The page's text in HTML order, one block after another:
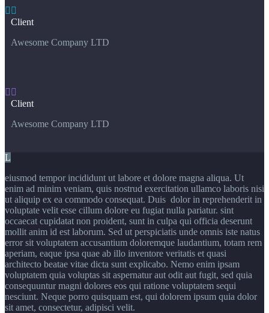
 
Client
Awesome Company LTD
 
Client
Awesome Company LTD
L
eiusmod tempor incididunt ut labore et dolore magna aliqua. Ut
enim ad minim veniam, quis nostrud exercitation ullamco laboris nisi
ut aliquip ex ea commodo consequat. Duis dolor in reprehenderit in
voluptate velit esse cillum dolore eu fugiat nulla pariatur. sint
occaecat cupidatat non proident, sunt in culpa qui officia deserunt
mollit anim id est laborum. Sed ut perspiciatis unde omnis iste natus
error sit voluptatem accusantium doloremque laudantium, totam rem
aperiam, eaque ipsa quae ab illo inventore veritatis et quasi
architecto beatae vitae dicta sunt explicabo. Nemo enim ipsam
voluptatem quia voluptas sit aspernatur aut odit aut fugit, sed quia
consequuntur magni dolores eos qui ratione voluptatem sequi
nesciunt. Neque porro quisquam est, qui dolorem ipsum quia dolor
sit amet, consectetur, adipisci velit.